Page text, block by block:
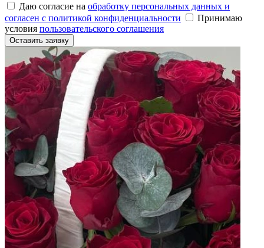
Даю согласие на обработку персональных данных и
согласен с политикой конфиденциальности
Принимаю
условия пользовательского соглашения
Оставить заявку